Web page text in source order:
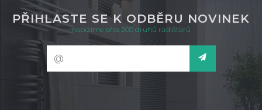
PŘIHLASTE SE K ODBĚRU NOVINEK
nabízíme přes 200 druhů radiátorů